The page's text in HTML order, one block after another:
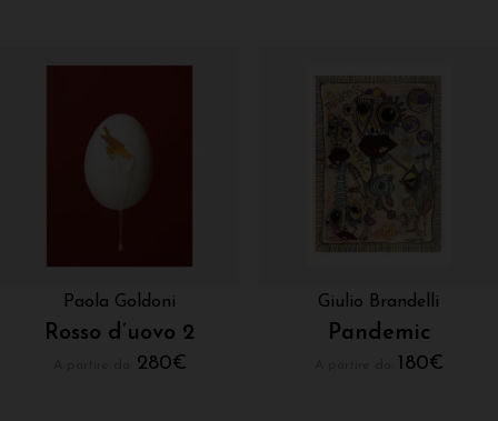
Paola Goldoni
Rosso d’uovo 2
280€
Giulio Brandelli
Pandemic
180€